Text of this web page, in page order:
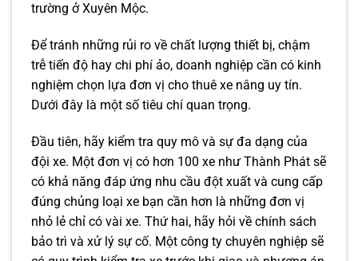
trường ở Xuyên Mộc.
Để tránh những rủi ro về chất lượng thiết bị, chậm
trễ tiến độ hay chi phí ảo, doanh nghiệp cần có kinh
nghiệm chọn lựa đơn vị cho thuê xe nâng uy tín.
Dưới đây là một số tiêu chí quan trọng.
Đầu tiên, hãy kiểm tra quy mô và sự đa dạng của
đội xe. Một đơn vị có hơn 100 xe như Thành Phát sẽ
có khả năng đáp ứng nhu cầu đột xuất và cung cấp
đúng chủng loại xe bạn cần hơn là những đơn vị
nhỏ lẻ chỉ có vài xe. Thứ hai, hãy hỏi về chính sách
bảo trì và xử lý sự cố. Một công ty chuyên nghiệp sẽ